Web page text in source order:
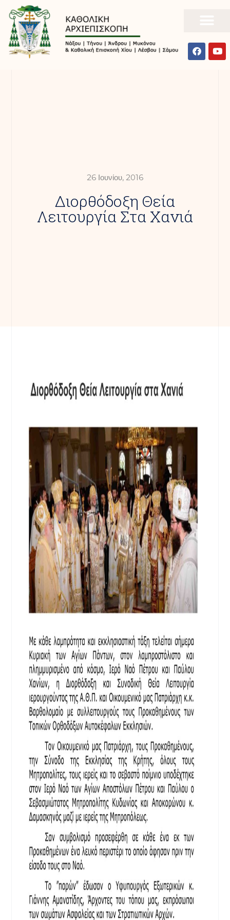
26 Ιουνίου, 2016
Διορθόδοξη Θεία
Λειτουργία Στα Χανιά